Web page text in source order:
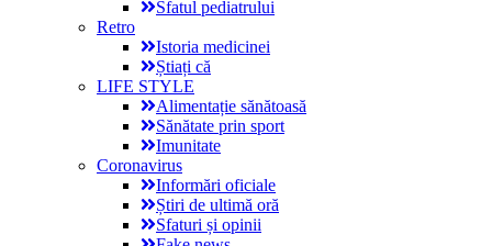
Sfatul pediatrului
Retro
Istoria medicinei
Știați că
LIFE STYLE
Alimentație sănătoasă
Sănătate prin sport
Imunitate
Coronavirus
Informări oficiale
Știri de ultimă oră
Sfaturi și opinii